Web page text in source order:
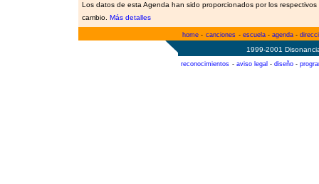
Los datos de esta Agenda han sido proporcionados por los
cambio. Más detalles
home - canciones - escuela - agenda -
1999-2001
reconocimientos - aviso legal - diseño -